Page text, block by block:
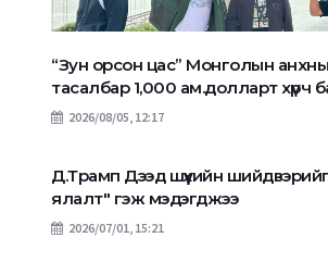
“Зун орсон цас” Монголын
тасалбар 1,000 ам.долларт хүрч
2026/08/05, 12:17
Д.Трамп Дээд шүүхийн
ялалт" гэж мэдэгджээ
2026/07/01, 15:21